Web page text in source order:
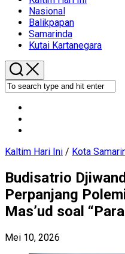
Page
Parent
Nasional
Balikpapan
Current
Page
Samarinda
Kutai Kartanegara
Kaltim Hari Ini / Kota
Budisatrio
Perpanjang
Mas’ud soal
Mei 10, 2026